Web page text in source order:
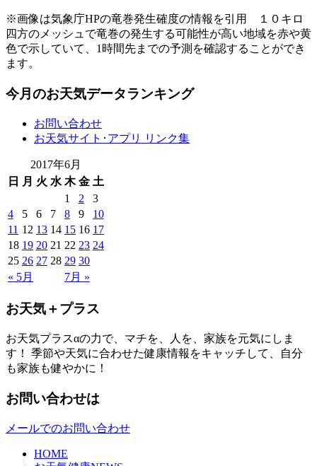
※画像は気象庁HPの竜巻発生確度の情報を引用 １０キロ
四方のメッシュで竜巻の発生する可能性が高い地域を赤や黄
色で示していて、1時間先までの予測を確認することができ
ます。
今月のお天気データランキング
お問い合わせ
お天気サイト･アプリ リンク集
2017年6月
日
月 火 水 木 金 土
« 5月 7月 »
1 2
3
4
5 6 7 8 9
10
11 12 13 14 15 16 17
18 19 20 21 22 23 24
25 26 27 28 29 30
お天気＋プラス
お天気プラスαの力で、マチを、人を、家族を元気にしま
す！ 季節や天気に合わせた健康情報をキャッチして、自分
も家族も健やかに！
お問い合わせは
メールでのお問い合わせ
HOME